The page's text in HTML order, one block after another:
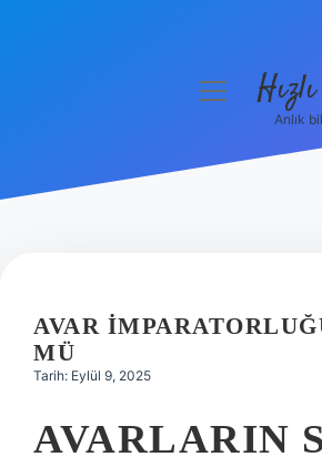
Hakkımızda
menüyü
Anlık
AVAR
MÜ
Tarih: Eylül 9, 2025
AVARLARIN